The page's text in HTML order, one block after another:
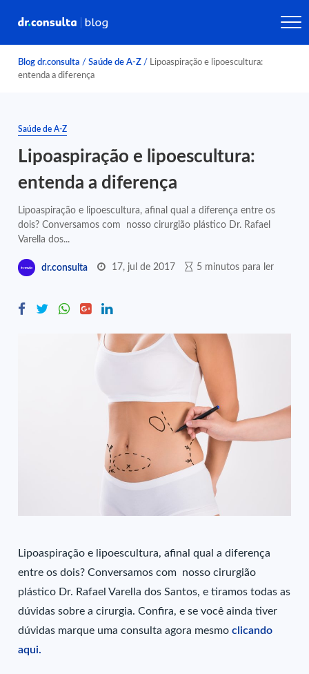
Blog dr.consulta / Saúde de A-Z /
Lipoaspiração e lipoescultura:
entenda a diferença
Saúde de A-Z
Lipoaspiração e lipoescultura:
entenda a diferença
Lipoaspiração e lipoescultura, afinal qual a diferença entre os
dois? Conversamos com nosso cirurgião plástico Dr. Rafael
Varella dos...
dr.consulta 17, jul de 2017 5 minutos para ler
Lipoaspiração e lipoescultura, afinal qual a diferença
entre os dois? Conversamos com nosso cirurgião
plástico Dr. Rafael Varella dos Santos, e tiramos todas as
dúvidas sobre a cirurgia. Confira, e se você ainda tiver
dúvidas marque uma consulta agora mesmoclicando
aqui.